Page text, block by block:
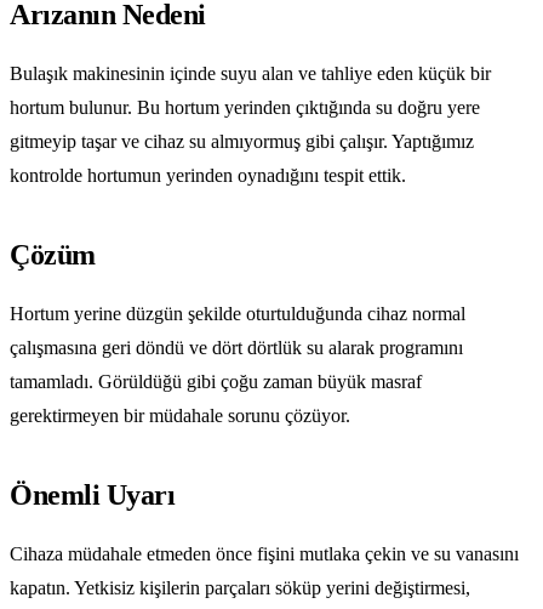
Arızanın Nedeni
Bulaşık makinesinin içinde suyu alan ve tahliye eden küçük bir
hortum bulunur. Bu hortum yerinden çıktığında su doğru yere
gitmeyip taşar ve cihaz su almıyormuş gibi çalışır. Yaptığımız
kontrolde hortumun yerinden oynadığını tespit ettik.
Çözüm
Hortum yerine düzgün şekilde oturtulduğunda cihaz normal
çalışmasına geri döndü ve dört dörtlük su alarak programını
tamamladı. Görüldüğü gibi çoğu zaman büyük masraf
gerektirmeyen bir müdahale sorunu çözüyor.
Önemli Uyarı
Cihaza müdahale etmeden önce fişini mutlaka çekin ve su vanasını
kapatın. Yetkisiz kişilerin parçaları söküp yerini değiştirmesi,